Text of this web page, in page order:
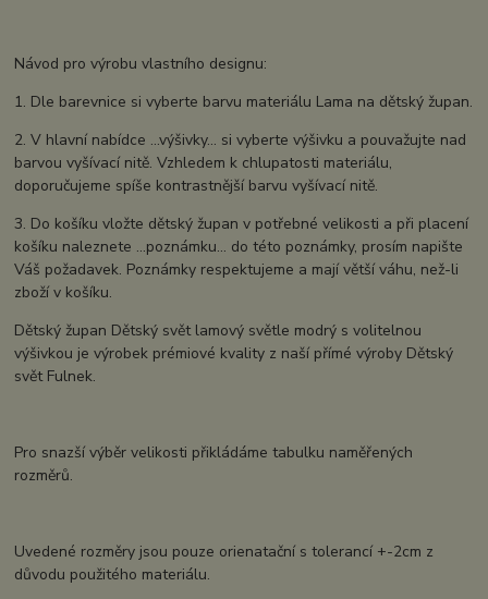
Návod pro výrobu vlastního designu:
1. Dle barevnice si vyberte barvu materiálu Lama na dětský župan.
2. V hlavní nabídce ...výšivky... si vyberte výšivku a pouvažujte nad
barvou vyšívací nitě. Vzhledem k chlupatosti materiálu,
doporučujeme spíše kontrastnější barvu vyšívací nitě.
3. Do košíku vložte dětský župan v potřebné velikosti a při placení
košíku naleznete ...poznámku... do této poznámky, prosím napište
Váš požadavek. Poznámky respektujeme a mají větší váhu, než-li
zboží v košíku.
Dětský župan Dětský svět lamový světle modrý s volitelnou
výšivkou je výrobek prémiové kvality z naší přímé výroby Dětský
svět Fulnek.
Pro snazší výběr velikosti přikládáme tabulku naměřených
rozměrů.
Uvedené rozměry jsou pouze orienatační s tolerancí +-2cm z
důvodu použitého materiálu.